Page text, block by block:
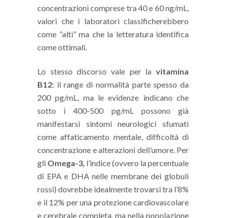
concentrazioni comprese tra 40 e 60 ng/mL,
valori che i laboratori classificherebbero
come “alti” ma che la letteratura identifica
come ottimali.
Lo stesso discorso vale per la vitamina
B12: il range di normalità parte spesso da
200 pg/mL, ma le evidenze indicano che
sotto i 400-500 pg/mL possono già
manifestarsi sintomi neurologici sfumati
come affaticamento mentale, difficoltà di
concentrazione e alterazioni dell’umore. Per
gli Omega-3, l’indice (ovvero la percentuale
di EPA e DHA nelle membrane dei globuli
rossi) dovrebbe idealmente trovarsi tra l’8%
e il 12% per una protezione cardiovascolare
e cerebrale completa, ma nella popolazione